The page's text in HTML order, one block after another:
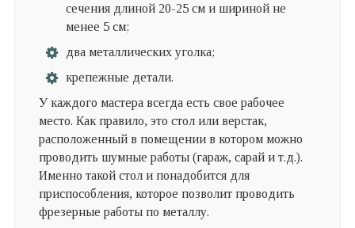
сечения длиной 20-25 см и шириной не
менее 5 см;
два металлических уголка;
крепежные детали.
У каждого мастера всегда есть свое рабочее
место. Как правило, это стол или верстак,
расположенный в помещении в котором можно
проводить шумные работы (гараж, сарай и т.д.).
Именно такой стол и понадобится для
приспособления, которое позволит проводить
фрезерные работы по металлу.